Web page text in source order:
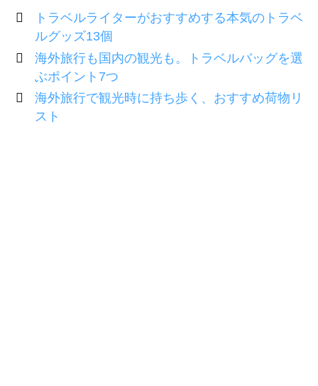
トラベルライターがおすすめする本気のトラベ
ルグッズ13個
海外旅行も国内の観光も。トラベルバッグを選
ぶポイント7つ
海外旅行で観光時に持ち歩く、おすすめ荷物リ
スト